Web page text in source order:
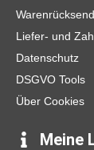
Liefer- und
Datenschutz
DSGVO Tools
Über Cookies
Meine